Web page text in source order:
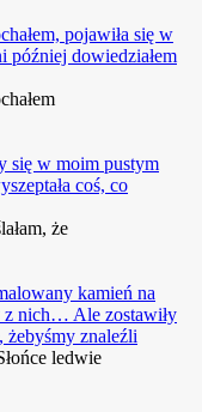
pojawiła się w
później dowiedziałem
się w moim pustym
coś, co
że
kamień na
z nich… Ale zostawiły
żebyśmy znaleźli
ledwie